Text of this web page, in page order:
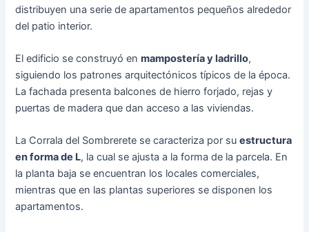
distribuyen una serie de apartamentos pequeños alrededor
del patio interior.
El edificio se construyó enmampostería y ladrillo,
siguiendo los patrones arquitectónicos típicos de la época.
La fachada presenta balcones de hierro forjado, rejas y
puertas de madera que dan acceso a las viviendas.
La Corrala del Sombrerete se caracteriza por suestructura
en forma de L, la cual se ajusta a la forma de la parcela. En
la planta baja se encuentran los locales comerciales,
mientras que en las plantas superiores se disponen los
apartamentos.